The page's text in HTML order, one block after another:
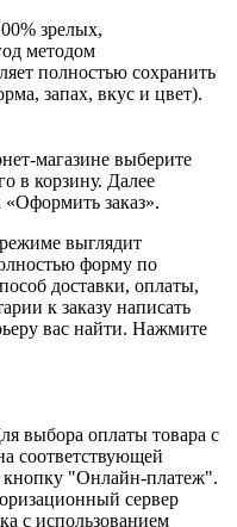
зрелых,
методом
полностью сохранить
запах, вкус и цвет).
магазине выберите
в корзину. Далее
заказ».
выглядит
форму по
доставки, оплаты,
к заказу написать
вас найти. Нажмите
выбора оплаты товара с
соответствующей
кнопку "Онлайн-платеж".
сервер
с использованием